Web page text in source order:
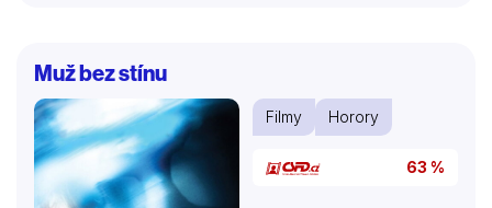
Muž bez stínu
Filmy Horory
63 %